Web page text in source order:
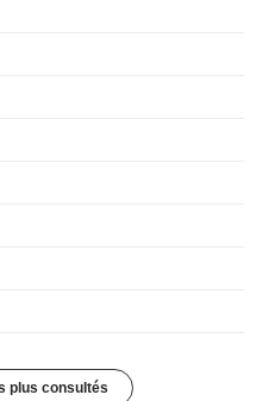
plus consultés